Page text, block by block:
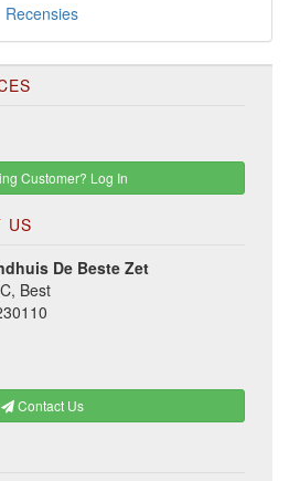
Recensies
Customer? Log In
US
De Beste Zet
Best
Contact Us